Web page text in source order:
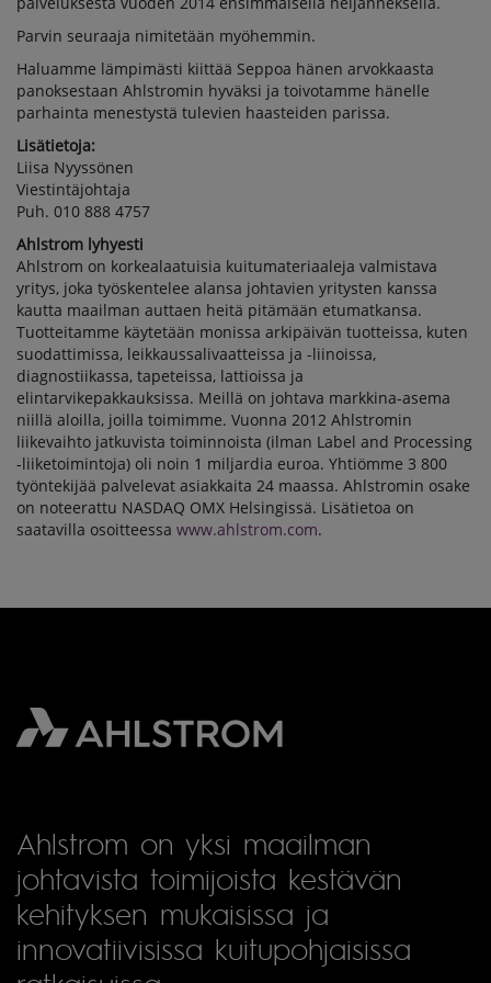
Parvin seuraaja nimitetään myöhemmin.
Haluamme lämpimästi kiittää Seppoa hänen arvokkaasta
panoksestaan Ahlstromin hyväksi ja toivotamme hänelle
parhainta menestystä tulevien haasteiden parissa.
Lisätietoja:
Liisa Nyyssönen
Viestintäjohtaja
Puh. 010 888 4757
Ahlstrom lyhyesti
Ahlstrom on korkealaatuisia kuitumateriaaleja valmistava
yritys, joka työskentelee alansa johtavien yritysten kanssa
kautta maailman auttaen heitä pitämään etumatkansa.
Tuotteitamme käytetään monissa arkipäivän tuotteissa, kuten
suodattimissa, leikkaussalivaatteissa ja -liinoissa,
diagnostiikassa, tapeteissa, lattioissa ja
elintarvikepakkauksissa. Meillä on johtava markkina-asema
niillä aloilla, joilla toimimme. Vuonna 2012 Ahlstromin
liikevaihto jatkuvista toiminnoista (ilman Label and Processing
-liiketoimintoja) oli noin 1 miljardia euroa. Yhtiömme 3 800
työntekijää palvelevat asiakkaita 24 maassa. Ahlstromin osake
on noteerattu NASDAQ OMX Helsingissä. Lisätietoa on
saatavilla osoitteessa www.ahlstrom.com.
Ahlstrom on yksi maailman
johtavista toimijoista kestävän
kehityksen mukaisissa ja
innovatiivisissa kuitupohjaisissa